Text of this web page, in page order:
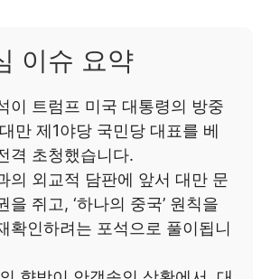
이슈 요약
이 트럼프 미국 대통령의 방중
만 제1야당 국민당 대표를 베
격 초청했습니다.
의 외교적 담판에 앞서 대만 문
을 쥐고, ‘하나의 중국’ 원칙을
확인하려는 포석으로 풀이됩니